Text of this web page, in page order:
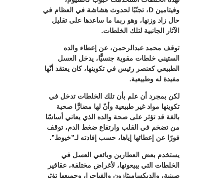
وفيتامين D، تجنّبًا لحدوث هشاشة في العظام في
حال زاد وزنها، وهو ربما ما ساعدها على تقليل
الآثار الجانبية لتلك الخلطات.
توقف محمد عبدالرحمن، عن إعطاء والده
الستيني خلطات مقوية جنسيًّا، يدخل العسل
الطبيعي كعنصر رئيس في تكوينها، كان يعتقد أنّها
مفيدة له وطبيعية.
لكن بمجرد أن علم بأن تلك الخلطات تدخل في
تكوينها مواد غير طبيعية وأنّ لها مضارًّا صحية
بالغة قد تؤثر على صحة والده الذي يعاني أساسًا
من تضخم في القلب وارتفاع ضغط الدم، توقف
فورًا عن إعطائها إياها، حسب إفادته لـ”خيوط”.
يستخدم بعض العطارين وبائعي العسل في
الخلطات التي يبيعونها، لأغراض مختلفة، عقاقير
صينية، والديكساميثازون والفياجرا، وجميعها تؤثر